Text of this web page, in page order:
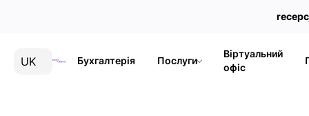
UK Бухгалтерія Послуги
Віртуальний
офіс